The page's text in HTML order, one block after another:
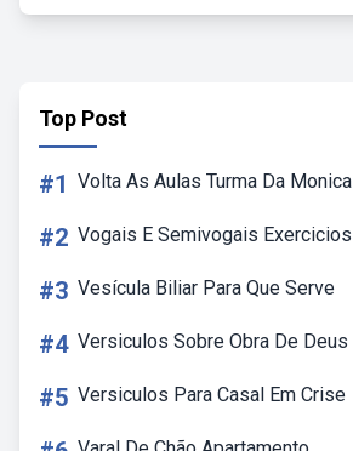
Top Post
#1 Volta As Aulas Turma Da Monica
#2 Vogais E Semivogais Exercicios
#3 Vesícula Biliar Para Que Serve
#4 Versiculos Sobre Obra De Deus
#5 Versiculos Para Casal Em Crise